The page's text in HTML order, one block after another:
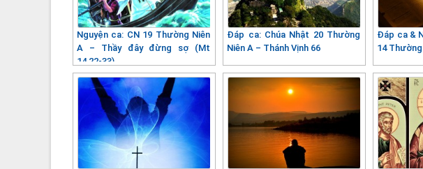
Nguyện ca: CN 19 Thường Niên
A – Thầy đây đừng sợ (Mt
14,22-33)
Đáp ca: Chúa Nhật 20 Thường
Niên A – Thánh Vịnh 66
Đáp ca &
14 Thường